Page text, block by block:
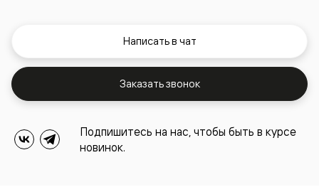
Написать в чат
Заказать звонок
Подпишитесь на нас, чтобы быть в курсе
новинок.